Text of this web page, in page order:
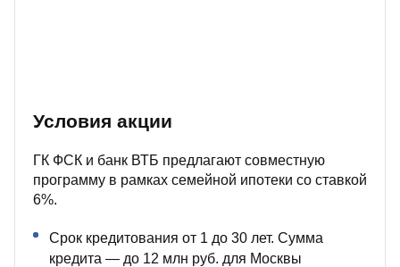
Условия акции
ГК ФСК и банк ВТБ предлагают совместную
программу в рамках семейной ипотеки со ставкой
6%.
Срок кредитования от 1 до 30 лет. Сумма
кредита — до 12 млн руб. для Москвы